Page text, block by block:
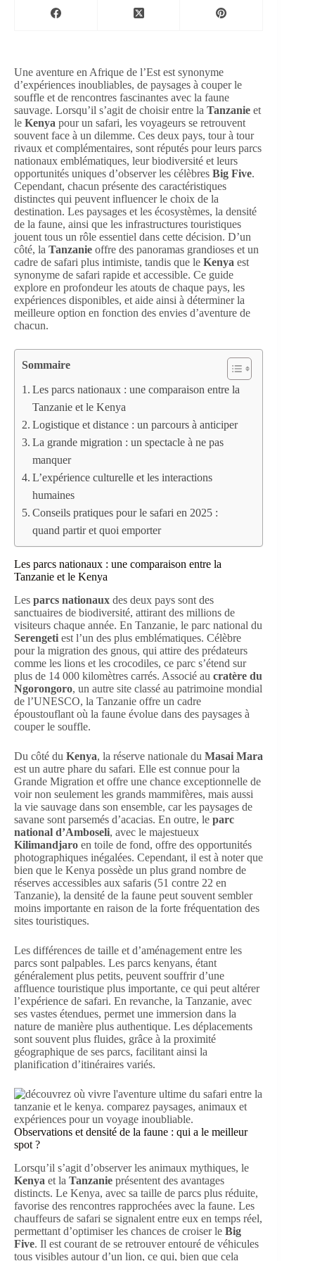
Une aventure en Afrique de l’Est est synonyme
d’expériences inoubliables, de paysages à couper le
souffle et de rencontres fascinantes avec la faune
sauvage. Lorsqu’il s’agit de choisir entre la Tanzanie et
le Kenya pour un safari, les voyageurs se retrouvent
souvent face à un dilemme. Ces deux pays, tour à tour
rivaux et complémentaires, sont réputés pour leurs parcs
nationaux emblématiques, leur biodiversité et leurs
opportunités uniques d’observer les célèbres Big Five.
Cependant, chacun présente des caractéristiques
distinctes qui peuvent influencer le choix de la
destination. Les paysages et les écosystèmes, la densité
de la faune, ainsi que les infrastructures touristiques
jouent tous un rôle essentiel dans cette décision. D’un
côté, la Tanzanie offre des panoramas grandioses et un
cadre de safari plus intimiste, tandis que le Kenya est
synonyme de safari rapide et accessible. Ce guide
explore en profondeur les atouts de chaque pays, les
expériences disponibles, et aide ainsi à déterminer la
meilleure option en fonction des envies d’aventure de
chacun.
Sommaire
Les parcs nationaux : une comparaison entre la
Tanzanie et le Kenya
Logistique et distance : un parcours à anticiper
La grande migration : un spectacle à ne pas
manquer
L’expérience culturelle et les interactions
humaines
Conseils pratiques pour le safari en 2025 :
quand partir et quoi emporter
Les parcs nationaux : une comparaison entre la
Tanzanie et le Kenya
Les parcs nationaux des deux pays sont des
sanctuaires de biodiversité, attirant des millions de
visiteurs chaque année. En Tanzanie, le parc national du
Serengeti est l’un des plus emblématiques. Célèbre
pour la migration des gnous, qui attire des prédateurs
comme les lions et les crocodiles, ce parc s’étend sur
plus de 14 000 kilomètres carrés. Associé au cratère du
Ngorongoro, un autre site classé au patrimoine mondial
de l’UNESCO, la Tanzanie offre un cadre
époustouflant où la faune évolue dans des paysages à
couper le souffle.
Du côté du Kenya, la réserve nationale du Masai Mara
est un autre phare du safari. Elle est connue pour la
Grande Migration et offre une chance exceptionnelle de
voir non seulement les grands mammifères, mais aussi
la vie sauvage dans son ensemble, car les paysages de
savane sont parsemés d’acacias. En outre, le parc
national d’Amboseli, avec le majestueux
Kilimandjaro en toile de fond, offre des opportunités
photographiques inégalées. Cependant, il est à noter que
bien que le Kenya possède un plus grand nombre de
réserves accessibles aux safaris (51 contre 22 en
Tanzanie), la densité de la faune peut souvent sembler
moins importante en raison de la forte fréquentation des
sites touristiques.
Les différences de taille et d’aménagement entre les
parcs sont palpables. Les parcs kenyans, étant
généralement plus petits, peuvent souffrir d’une
affluence touristique plus importante, ce qui peut altérer
l’expérience de safari. En revanche, la Tanzanie, avec
ses vastes étendues, permet une immersion dans la
nature de manière plus authentique. Les déplacements
sont souvent plus fluides, grâce à la proximité
géographique de ses parcs, facilitant ainsi la
planification d’itinéraires variés.
Observations et densité de la faune : qui a le meilleur
spot ?
Lorsqu’il s’agit d’observer les animaux mythiques, le
Kenya et la Tanzanie présentent des avantages
distincts. Le Kenya, avec sa taille de parcs plus réduite,
favorise des rencontres rapprochées avec la faune. Les
chauffeurs de safari se signalent entre eux en temps réel,
permettant d’optimiser les chances de croiser le Big
Five. Il est courant de se retrouver entouré de véhicules
tous visibles autour d’un lion, ce qui, bien que cela